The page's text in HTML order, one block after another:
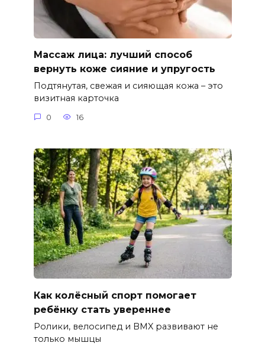
Массаж лица: лучший способ
вернуть коже сияние и упругость
Подтянутая, свежая и сияющая кожа – это
визитная карточка
0 16
Как колёсный спорт помогает
ребёнку стать увереннее
Ролики, велосипед и BMX развивают не
только мышцы